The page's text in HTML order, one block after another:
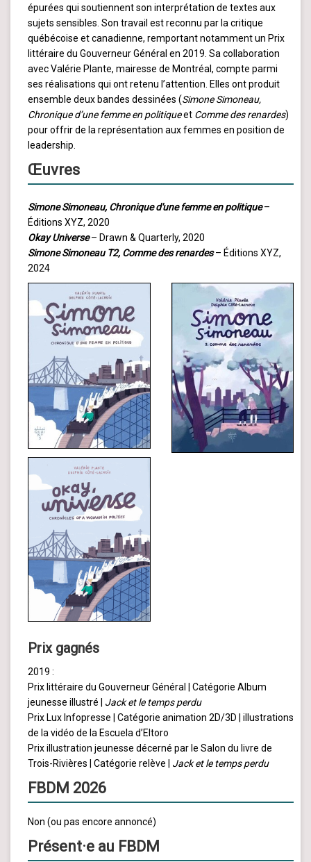
épurées qui soutiennent son interprétation de textes aux
sujets sensibles. Son travail est reconnu par la critique
québécoise et canadienne, remportant notamment un Prix
littéraire du Gouverneur Général en 2019. Sa collaboration
avec Valérie Plante, mairesse de Montréal, compte parmi
ses réalisations qui ont retenu l’attention. Elles ont produit
ensemble deux bandes dessinées (Simone Simoneau,
Chronique d’une femme en politiqueet Comme des renardes)
pour offrir de la représentation aux femmes en position de
leadership.
Œuvres
Simone Simoneau, Chronique d'une femme en politique–
Éditions XYZ, 2020
Okay Universe– Drawn & Quarterly, 2020
Simone Simoneau T2, Comme des renardes– Éditions XYZ,
2024
Prix gagnés
2019 :
Prix littéraire du Gouverneur Général | Catégorie Album
jeunesse illustré | Jack et le temps perdu
Prix Lux Infopresse | Catégorie animation 2D/3D | illustrations
de la vidéo de la Escuela d’Eltoro
Prix illustration jeunesse décerné par le Salon du livre de
Trois-Rivières | Catégorie relève | Jack et le temps perdu
FBDM 2026
Non (ou pas encore annoncé)
Présent·e au FBDM